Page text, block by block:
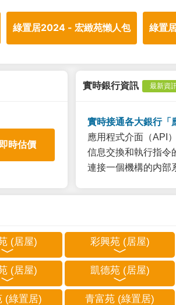
綠置居2024 - 宏緻苑懶人包 綠置
即時估價
實時銀行資訊 最新資
實時接通各大銀行「
應用程式介面（API
信息交換和執行指令
連接一個機構的内部
(居屋) 彩興苑 (居屋)
(居屋) 凱德苑 (居屋)
(綠置居) 青富苑 (綠置居)